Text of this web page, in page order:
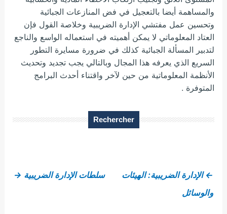
والمساهمة أيضا بالتعجيل في فض المنازعات الجبائية
وتحسين عمل مفتشي الإدارة الضريبية وخلاصة القول فإن
العتاد المعلوماتي لا يمكن أهميته في استعماله الواسع والناجع
لتدبير المسألة الجبائية كذلك في ضرورة مسايرة التطور
السريع الذي يعرفه هذا المجال وبالتالي يجب تجديد وتحديث
الأنظمة المعلوماتية من حين لآخر واقتناء أحدث البرامج
المتوفرة .
Rechercher
← الإدارة الضريبية: الهيئات
والوسائل
سلطات الإدارة الضريبية →